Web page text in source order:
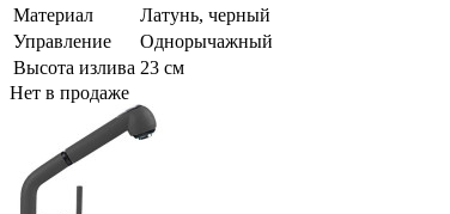
Материал
Латунь, черный
Управление
Однорычажный
Высота излива 23 см
Нет в продаже